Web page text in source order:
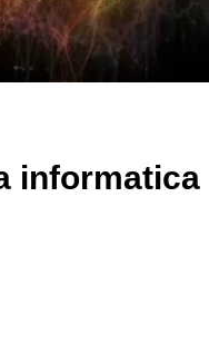
informatica